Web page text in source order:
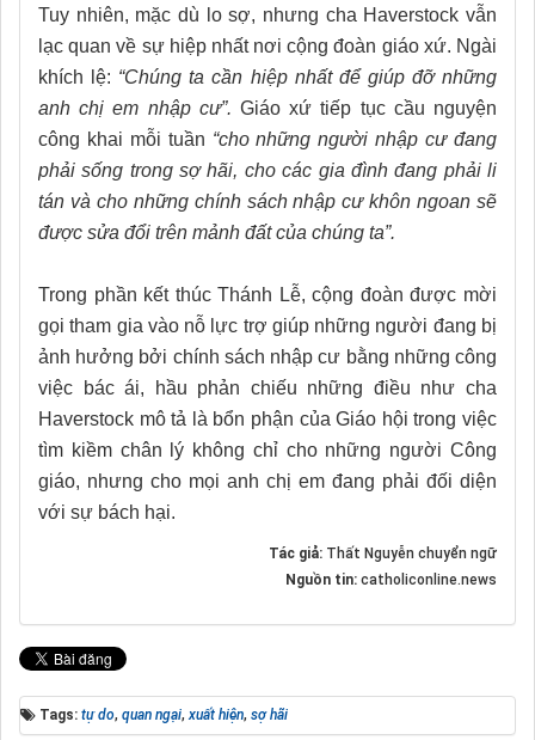
Tuy nhiên, mặc dù lo sợ, nhưng cha Haverstock vẫn
lạc quan về sự hiệp nhất nơi cộng đoàn giáo xứ. Ngài
khích lệ: “Chúng ta cần hiệp nhất để giúp đỡ những
anh chị em nhập cư”. Giáo xứ tiếp tục cầu nguyện
công khai mỗi tuần “cho những người nhập cư đang
phải sống trong sợ hãi, cho các gia đình đang phải li
tán và cho những chính sách nhập cư khôn ngoan sẽ
được sửa đổi trên mảnh đất của chúng ta”.
Trong phần kết thúc Thánh Lễ, cộng đoàn được mời
gọi tham gia vào nỗ lực trợ giúp những người đang bị
ảnh hưởng bởi chính sách nhập cư bằng những công
việc bác ái, hầu phản chiếu những điều như cha
Haverstock mô tả là bổn phận của Giáo hội trong việc
tìm kiềm chân lý không chỉ cho những người Công
giáo, nhưng cho mọi anh chị em đang phải đối diện
với sự bách hại.
Tác giả: Thất Nguyễn chuyển ngữ
Nguồn tin: catholiconline.news
Tags: tự do, quan ngại, xuất hiện, sợ hãi